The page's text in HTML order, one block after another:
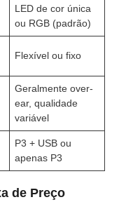
LED de cor única
ou RGB (padrão)
Flexível ou fixo
Geralmente over-
ear, qualidade
variável
P3 + USB ou
apenas P3
de Preço